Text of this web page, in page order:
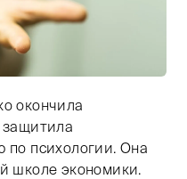
фотография. Крупный
окончила
защитила
по психологии. Она
школе экономики.